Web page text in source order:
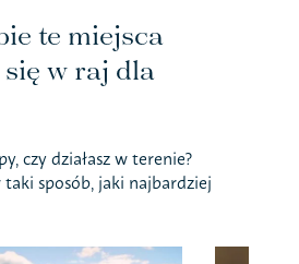
te miejsca
w raj dla
czy działasz w terenie?
taki sposób, jaki najbardziej